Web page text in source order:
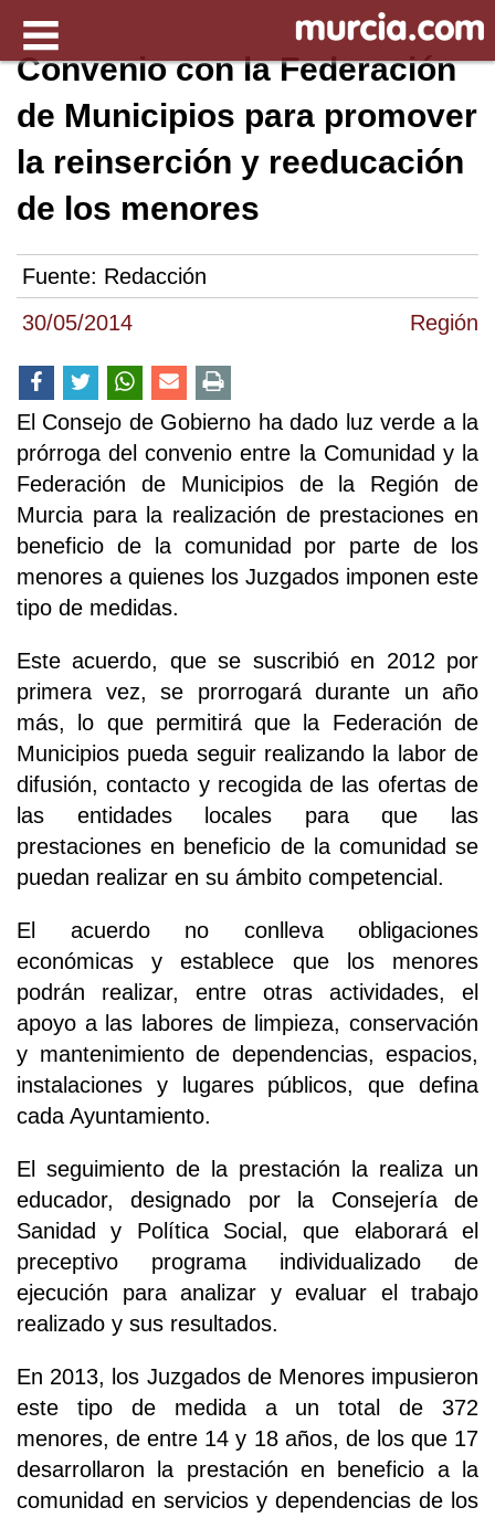
30/05/2014 Región
Convenio con la Federación
de Municipios para promover
la reinserción y reeducación
de los menores
Fuente: Redacción
El Consejo de Gobierno ha dado luz verde a la
prórroga del convenio entre la Comunidad y la
Federación de Municipios de la Región de
Murcia para la realización de prestaciones en
beneficio de la comunidad por parte de los
menores a quienes los Juzgados imponen este
tipo de medidas.
Este acuerdo, que se suscribió en 2012 por
primera vez, se prorrogará durante un año
más, lo que permitirá que la Federación de
Municipios pueda seguir realizando la labor de
difusión, contacto y recogida de las ofertas de
las entidades locales para que las
prestaciones en beneficio de la comunidad se
puedan realizar en su ámbito competencial.
El acuerdo no conlleva obligaciones
económicas y establece que los menores
podrán realizar, entre otras actividades, el
apoyo a las labores de limpieza, conservación
y mantenimiento de dependencias, espacios,
instalaciones y lugares públicos, que defina
cada Ayuntamiento.
El seguimiento de la prestación la realiza un
educador, designado por la Consejería de
Sanidad y Política Social, que elaborará el
preceptivo programa individualizado de
ejecución para analizar y evaluar el trabajo
realizado y sus resultados.
En 2013, los Juzgados de Menores impusieron
este tipo de medida a un total de 372
menores, de entre 14 y 18 años, de los que 17
desarrollaron la prestación en beneficio a la
comunidad en servicios y dependencias de los